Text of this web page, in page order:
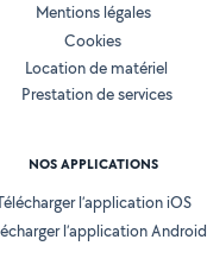
Mentions légales
Cookies
Location de matériel
Prestation de services
NOS APPLICATIONS
l’application iOS
l’application Android